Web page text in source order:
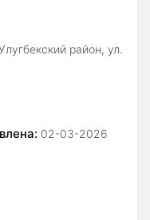
район, ул.
02-03-2026